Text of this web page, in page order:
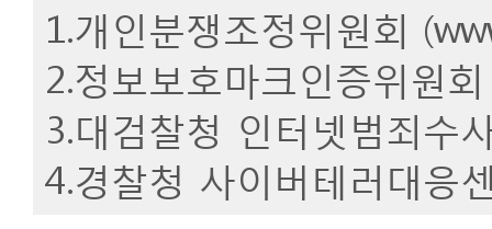
1.개인분쟁조정위원회 (
2.정보보호마크인증위원
3.대검찰청 인터넷범죄수
4.경찰청 사이버테러대응